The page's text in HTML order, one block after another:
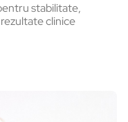
stabilitate,
clinice